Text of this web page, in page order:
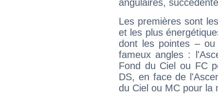
angulaires,
Les premières sont
et les plus
dont les pointes –
fameux angles :
Fond du Ciel ou FC
DS, en face de
du Ciel ou MC pour la